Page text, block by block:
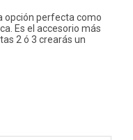
opción perfecta como
Es el accesorio más
2 ó 3 crearás un